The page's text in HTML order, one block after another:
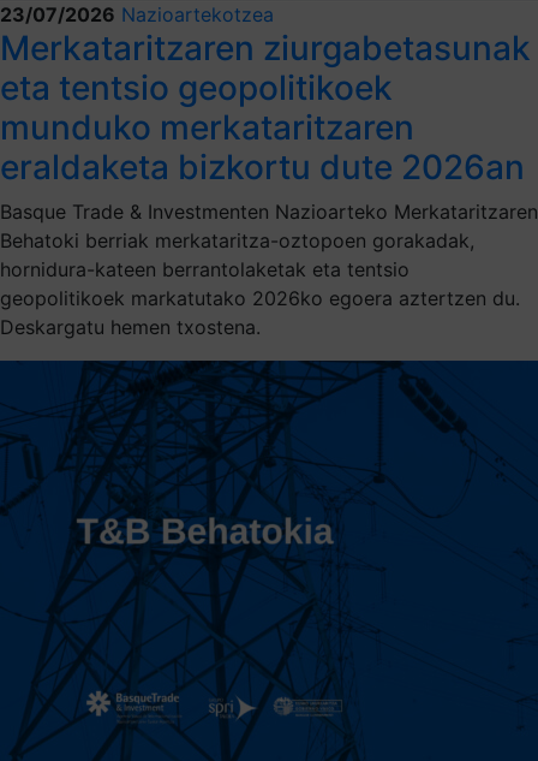
23/07/2026 Nazioartekotzea
Merkataritzaren ziurgabetasunak
eta tentsio geopolitikoek
munduko merkataritzaren
eraldaketa bizkortu dute 2026an
Basque Trade & Investmenten Nazioarteko Merkataritzaren
Behatoki berriak merkataritza-oztopoen gorakadak,
hornidura-kateen berrantolaketak eta tentsio
geopolitikoek markatutako 2026ko egoera aztertzen du.
Deskargatu hemen txostena.